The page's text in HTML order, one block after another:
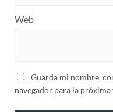
Web
Guarda mi nombre,
navegador para la próxima